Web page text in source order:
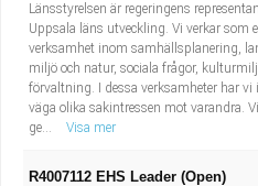
Länsstyrelsen är regeringens
Uppsala läns utveckling. Vi verkar som
verksamhet inom samhällsplanering,
miljö och natur, sociala frågor,
förvaltning. I dessa verksamheter har
väga olika sakintressen mot varandra.
ge...
Visa mer
R4007112 EHS Leader (Open)